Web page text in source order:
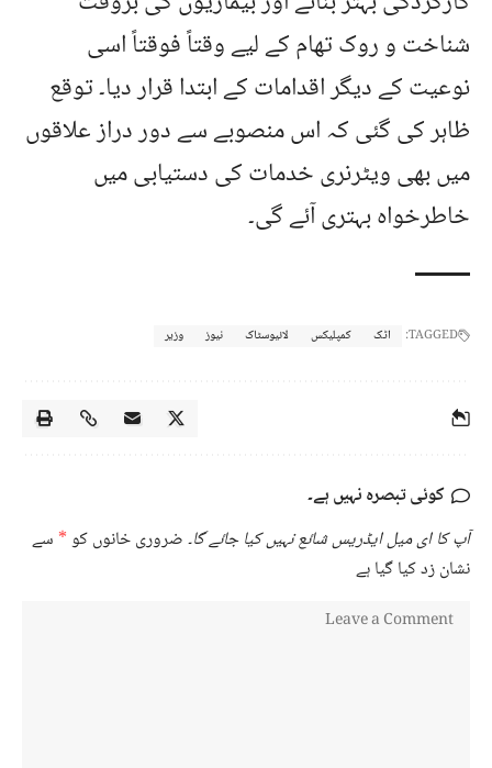
شناخت و روک تھام کے لیے وقتاً فوقتاً اسی
نوعیت کے دیگر اقدامات کے ابتدا قرار دیا۔ توقع
ظاہر کی گئی کہ اس منصوبے سے دور دراز علاقوں
میں بھی ویٹرنری خدمات کی دستیابی میں
خاطرخواہ بہتری آئے گی۔
TAGGED: اٹک کمپلیکس لائیوسٹاک نیوز وزیر
کوئی تبصرہ نہیں ہے۔
آپ کا ای میل ایڈریس شائع نہیں کیا جائے گا۔ضروری خانوں کو* سے
نشان زد کیا گیا ہے